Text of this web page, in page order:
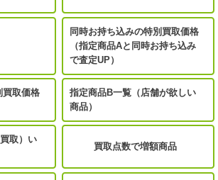
同時お持ち込みの特別買取価格
（指定商品Aと同時お持ち込み
で査定UP）
買取価格
指定商品B一覧（店舗が欲しい
商品）
取）い
買取点数で増額商品